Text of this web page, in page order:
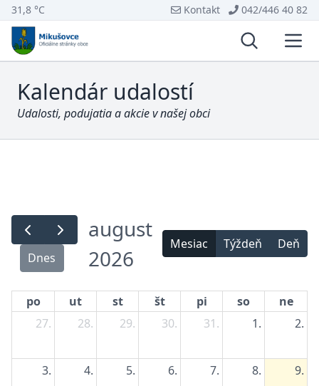
31,8 °C Kontakt 042/446 40 82
Vyhľadávanie
Kalendár udalostí
Udalosti, podujatia a akcie v našej obci
Dnes
august
2026
Mesiac Týždeň Deň
po ut st št pi so
ne
27.
28. 29. 30. 31. 1. 2.
3. 4. 5. 6. 7. 8. 9.